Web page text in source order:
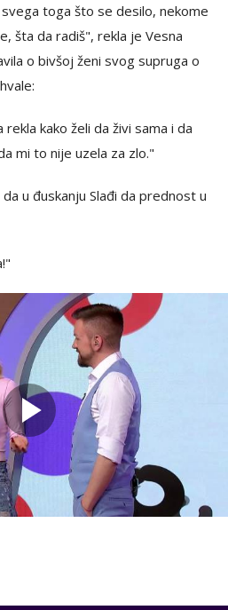
toga što se desilo, nekome
šta da radiš", rekla je Vesna
o bivšoj ženi svog supruga o
kako želi da živi sama i da
mi to nije uzela za zlo."
u đuskanju Slađi da prednost u